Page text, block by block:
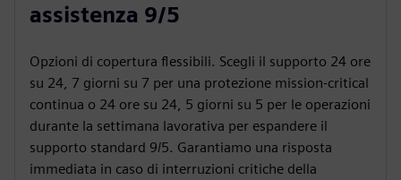
assistenza 9/5
Opzioni di copertura flessibili. Scegli il supporto 24 ore
su 24, 7 giorni su 7 per una protezione mission-critical
continua o 24 ore su 24, 5 giorni su 5 per le operazioni
durante la settimana lavorativa per espandere il
supporto standard 9/5. Garantiamo una risposta
immediata in caso di interruzioni critiche della